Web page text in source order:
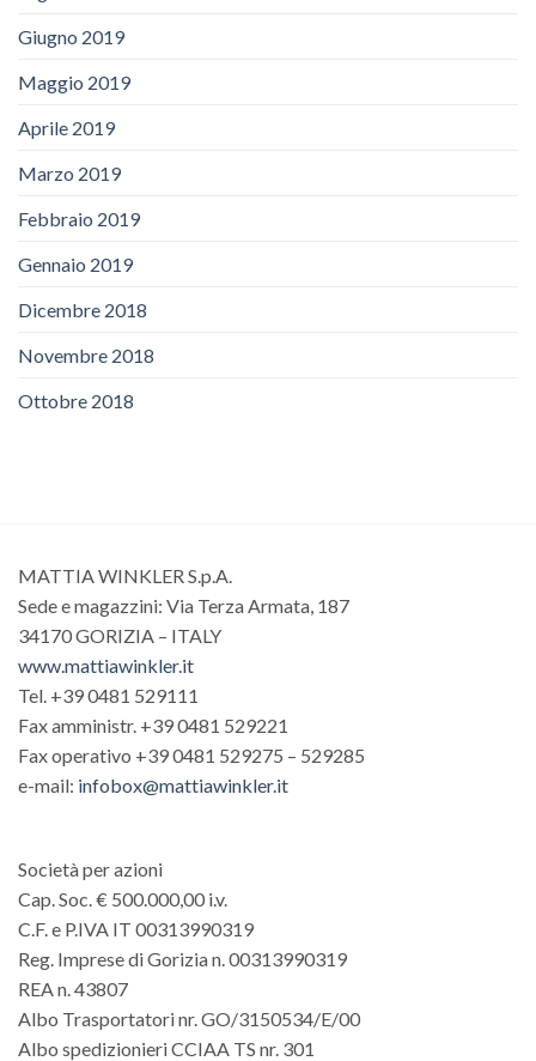
Giugno 2019
Maggio 2019
Aprile 2019
Marzo 2019
Febbraio 2019
Gennaio 2019
Dicembre 2018
Novembre 2018
Ottobre 2018
MATTIA WINKLER S.p.A.
Sede e magazzini: Via Terza Armata, 187
34170 GORIZIA – ITALY
www.mattiawinkler.it
Tel. +39 0481 529111
Fax amministr. +39 0481 529221
Fax operativo +39 0481 529275 – 529285
e-mail: infobox@mattiawinkler.it
Società per azioni
Cap. Soc. € 500.000,00 i.v.
C.F. e P.IVA IT 00313990319
Reg. Imprese di Gorizia n. 00313990319
REA n. 43807
Albo Trasportatori nr. GO/3150534/E/00
Albo spedizionieri CCIAA TS nr. 301